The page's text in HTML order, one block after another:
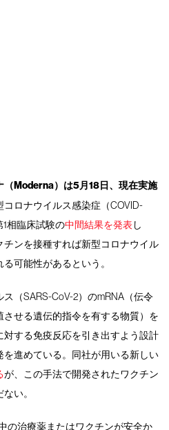
（Moderna）は5月18日、現在実施
コロナウイルス感染症（COVID-
1相臨床試験の中間結果を発表 し
ンを接種すれば新型コロナウイル
可能性があるという。
（SARS-CoV-2）のmRNA（伝令
せる遺伝的指令を有する物質）を
する免疫反応を引き出すよう設計
進めている。同社が用いる新しい
が、この手法で開発されたワクチン
い。
の治療薬またはワクチンが安全か